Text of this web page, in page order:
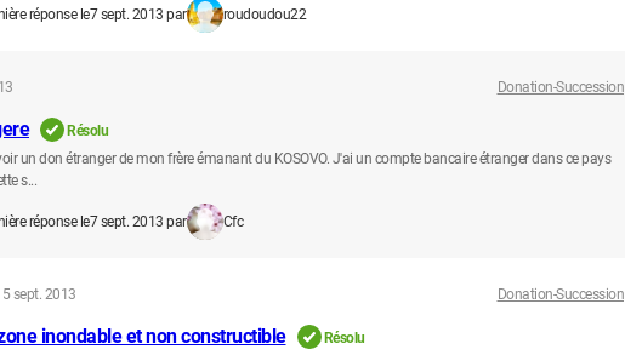
réponse le7 sept. 2013 par roudoudou22
Donation-Succession
Résolu
un don étranger de mon frère émanant du KOSOVO. J'ai un compte bancaire étranger dans ce pays
s...
réponse le7 sept. 2013 par Cfc
5 sept. 2013 Donation-Succession
inondable et non constructible
Résolu